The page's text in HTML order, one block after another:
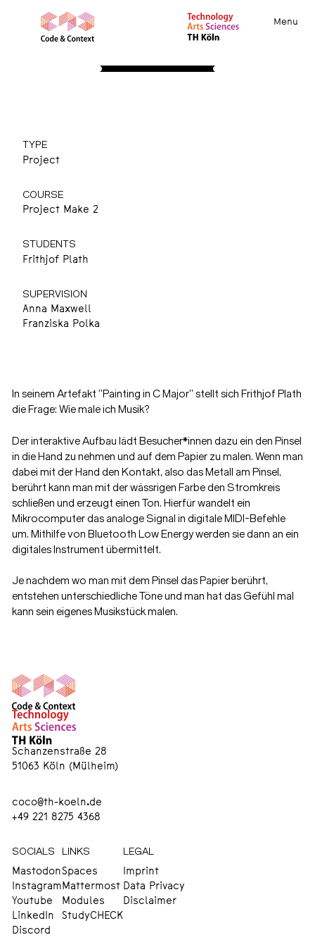
Menu
TYPE
Project
COURSE
Project Make 2
STUDENTS
Frithjof Plath
SUPERVISION
Anna Maxwell
Franziska Polka
In seinem Artefakt "Painting in C Major" stellt sich Frithjof Plath
die Frage: Wie male ich Musik?
Der interaktive Aufbau lädt Besucher*innen dazu ein den Pinsel
in die Hand zu nehmen und auf dem Papier zu malen. Wenn man
dabei mit der Hand den Kontakt, also das Metall am Pinsel,
berührt kann man mit der wässrigen Farbe den Stromkreis
schließen und erzeugt einen Ton. Hierfür wandelt ein
Mikrocomputer das analoge Signal in digitale MIDI-Befehle
um. Mithilfe von Bluetooth Low Energy werden sie dann an ein
digitales Instrument übermittelt.
Je nachdem wo man mit dem Pinsel das Papier berührt,
entstehen unterschiedliche Töne und man hat das Gefühl mal
kann sein eigenes Musikstück malen.
Schanzenstraße 28
51063 Köln (Mülheim)
SOCIALS
Mastodon
Instagram
Youtube
LinkedIn
Discord
LINKS
Spaces
Mattermost
Modules
StudyCHECK
LEGAL
Imprint
Data Privacy
Disclaimer
coco@th-koeln.de
+49 221 8275 4368